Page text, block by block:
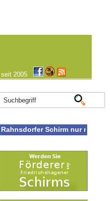
seit 2005
Rahnsdorfer Schirm nur noch im